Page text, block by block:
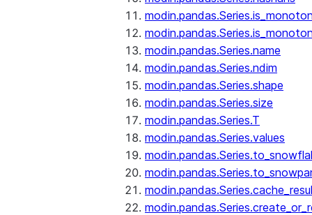
modin.pandas.Series.name
modin.pandas.Series.ndim
modin.pandas.Series.shape
modin.pandas.Series.size
modin.pandas.Series.T
modin.pandas.Series.values